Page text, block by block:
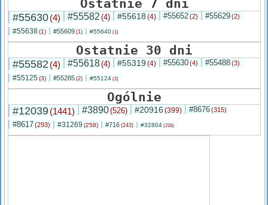
Ostatnie 7 dni
#55630(4) #55582 (4) #55618 (4) #55652(2) #55629(2)
#55638 (1) #55609 (1) #55640 (1)
Ostatnie 30 dni
#55582 (4) #55618(4) #55319 (4) #55630(4) #55488(3)
#55125 (3) #55285 (2) #55124 (2)
Ogólnie
#12039(1441) #3890(526) #20916 (399) #8676(315)
#8617(293) #31269 (258) #716 (243) #32804 (216)